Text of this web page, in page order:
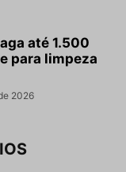
até 1.500
para limpeza
2026